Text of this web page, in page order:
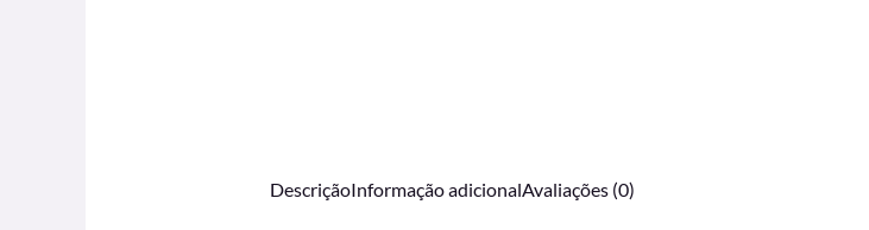
DescriçãoInformação adicionalAvaliações (0)